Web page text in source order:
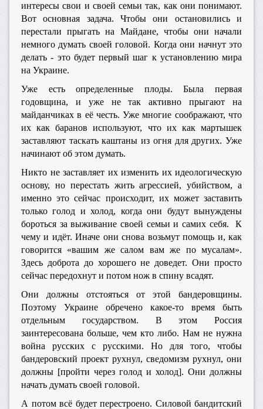
интересы свои и своей семьи так, как они понимают.
Вот основная задача. Чтобы они остановились и
перестали прыгать на Майдане, чтобы они начали
немного думать своей головой. Когда они начнут это
делать - это будет первый шаг к установлению мира
на Украине.
Уже есть определенные плоды. Была первая
годовщина, и уже не так активно прыгают на
майданчиках в её честь. Уже многие соображают, что
их как баранов используют, что их как мартышек
заставляют таскать каштаны из огня для других. Уже
начинают об этом думать.
Никто не заставляет их изменить их идеологическую
основу, но перестать жить агрессией, убийством, а
именно это сейчас происходит, их может заставить
только голод и холод, когда они будут вынуждены
бороться за выживание своей семьи и самих себя. К
чему и идёт. Иначе они снова возьмут помощь и, как
говорится «вашим же салом вам же по мусалам».
Здесь доброта до хорошего не доведет. Они просто
сейчас передохнут и потом нож в спину всадят.
Они должны отстояться от этой бандеровщины.
Поэтому Украине обречено какое-то время быть
отдельным государством. В этом Россия
заинтересована больше, чем кто либо. Нам не нужна
война русских с русскими. Но для того, чтобы
бандеровский проект рухнул, сведомизм рухнул, они
должны [пройти через голод и холод]. Они должны
начать думать своей головой.
А потом всё будет перестроено. Силовой бандитский